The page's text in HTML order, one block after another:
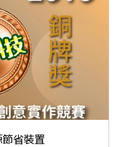
省裝置